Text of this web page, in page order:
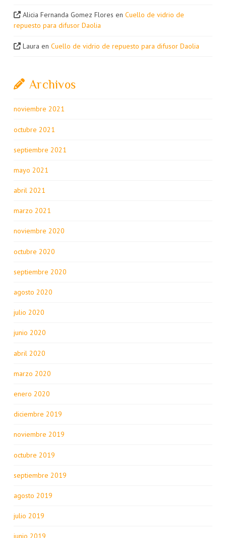
Alicia Fernanda Gomez Flores enCuello de vidrio de
repuesto para difusor Daolia
Laura enCuello de vidrio de repuesto para difusor Daolia
Archivos
noviembre 2021
octubre 2021
septiembre 2021
mayo 2021
abril 2021
marzo 2021
noviembre 2020
octubre 2020
septiembre 2020
agosto 2020
julio 2020
junio 2020
abril 2020
marzo 2020
enero 2020
diciembre 2019
noviembre 2019
octubre 2019
septiembre 2019
agosto 2019
julio 2019
junio 2019